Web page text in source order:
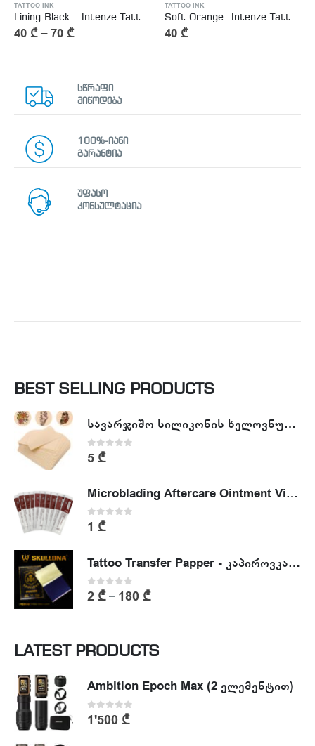
TATTOO INK
40 ₾–70 ₾
TATTOO INK
40 ₾
სწრაფი
მიწოდება
100%-იანი
გარანტია
უფასო
კონსულტაცია
BEST SELLING PRODUCTS
სავარჯიშო სილიკონის ხელოვნური კანი - Tattoo Practike skin
0out of 5
5 ₾
Microblading Aftercare Ointment Vitamin A&D
0 out of 5
1 ₾
Tattoo Transfer Papper - კაპიროვკა - ტატუს ესკიზის კოპირების ქაღალდი
0out of 5
2 ₾– 180 ₾
LATEST PRODUCTS
Ambition Epoch Max (2 ელემენტით)
0out of 5
1'500 ₾